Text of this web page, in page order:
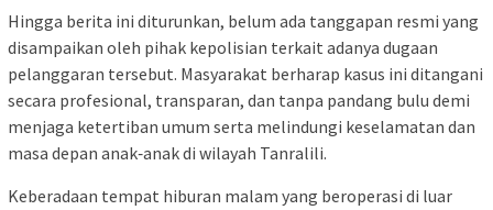
Hingga berita ini diturunkan, belum ada tanggapan resmi yang
disampaikan oleh pihak kepolisian terkait adanya dugaan
pelanggaran tersebut. Masyarakat berharap kasus ini ditangani
secara profesional, transparan, dan tanpa pandang bulu demi
menjaga ketertiban umum serta melindungi keselamatan dan
masa depan anak‑anak di wilayah Tanralili.
Keberadaan tempat hiburan malam yang beroperasi di luar